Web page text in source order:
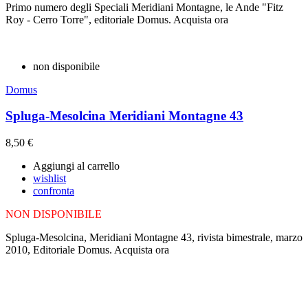
Primo numero degli Speciali Meridiani Montagne, le Ande "Fitz
Roy - Cerro Torre", editoriale Domus. Acquista ora
non disponibile
Domus
Spluga-Mesolcina Meridiani Montagne 43
8,50 €
Aggiungi al carrello
wishlist
confronta
NON DISPONIBILE
Spluga-Mesolcina, Meridiani Montagne 43, rivista bimestrale, marzo
2010, Editoriale Domus. Acquista ora